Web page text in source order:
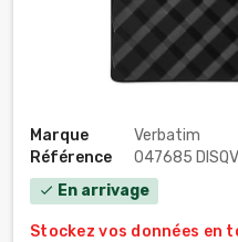
Marque
Verbatim
Référence
047685
check En arrivage
Stockez vos données en